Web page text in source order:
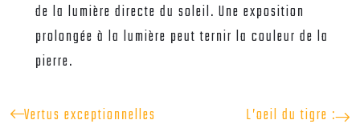
de la lumière directe du soleil. Une exposition
prolongée à la lumière peut ternir la couleur de la
pierre.
Vertus exceptionnelles
L’oeil du tigre :